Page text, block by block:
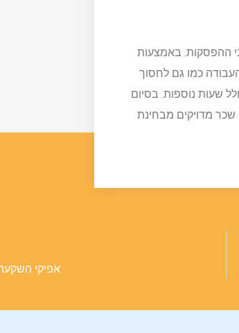
ההפסקות. באמצעות
כמו גם לחסוך
שעות נוספות. בסיום
מדויקים מבחינת
אפיקי